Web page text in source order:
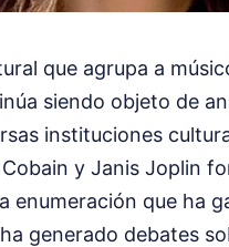
que agrupa a
siendo objeto de
instituciones
y Janis Joplin
enumeración que ha
generado debates